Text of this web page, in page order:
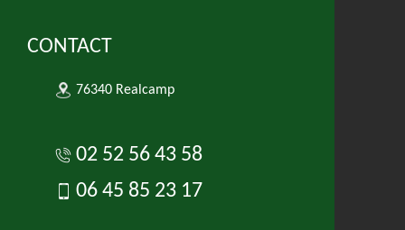
CONTACT
76340 Realcamp
02 52 56 43 58
06 45 85 23 17